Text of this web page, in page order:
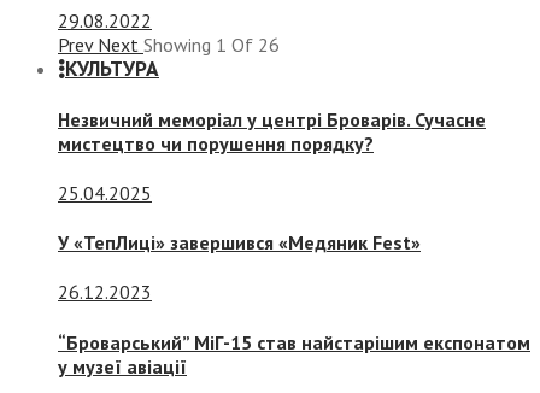
29.08.2022
Prev Next Showing 1 Of 26
КУЛЬТУРА
Незвичний меморіал у центрі Броварів. Сучасне
мистецтво чи порушення порядку?
25.04.2025
У «ТепЛиці» завершився «Медяник Fest»
26.12.2023
“Броварський” МіГ-15 став найстарішим експонатом
у музеї авіації